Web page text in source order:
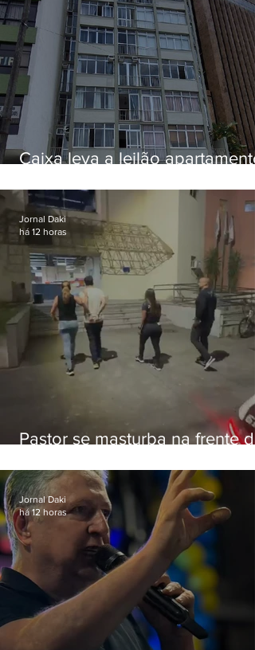
Caixa leva a leilão apartamento
Botafogo
Pastor se masturba na frente de
Jornal Daki
há 12 horas
Jornal Daki
há 12 horas